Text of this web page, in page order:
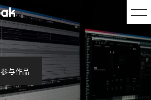
参与作品